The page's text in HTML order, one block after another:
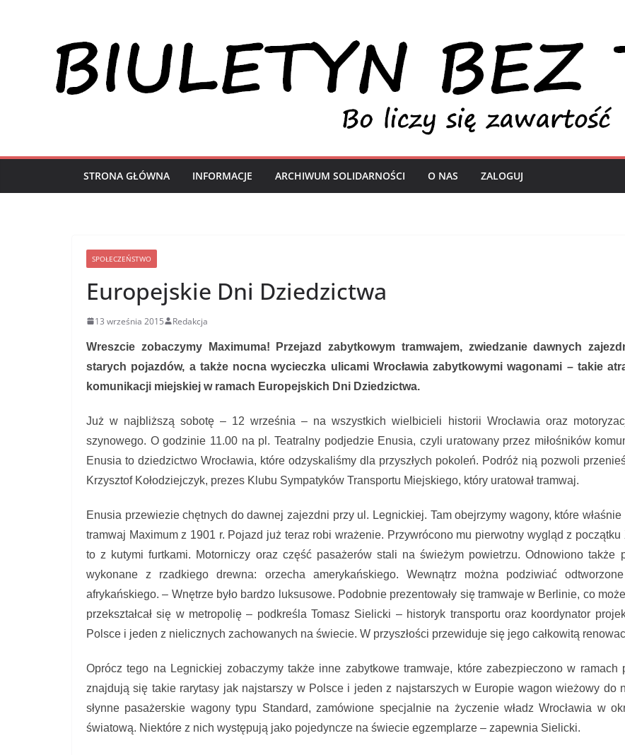
STRONA GŁÓWNA INFORMACJE ARCHIWUM SOLIDARNOŚCI O NAS ZALOGUJ
SPOŁECZEŃSTWO
Europejskie Dni Dziedzictwa
13 września 2015 Redakcja
Wreszcie zobaczymy Maximuma! Przejazd zabytkowym tramwajem, zwiedzanie dawnych
starych pojazdów, a także nocna wycieczka ulicami Wrocławia zabytkowymi wagonami – takie
komunikacji miejskiej w ramach Europejskich Dni Dziedzictwa.
Już w najbliższą sobotę – 12 września – na wszystkich wielbicieli historii Wrocławia oraz
szynowego. O godzinie 11.00 na pl. Teatralny podjedzie Enusia, czyli uratowany przez miłośników
Enusia to dziedzictwo Wrocławia, które odzyskaliśmy dla przyszłych pokoleń. Podróż nią pozwoli
Krzysztof Kołodziejczyk, prezes Klubu Sympatyków Transportu Miejskiego, który uratował tramwaj.
Enusia przewiezie chętnych do dawnej zajezdni przy ul. Legnickiej. Tam obejrzymy wagony, które
tramwaj Maximum z 1901 r. Pojazd już teraz robi wrażenie. Przywrócono mu pierwotny wygląd z
to z kutymi furtkami. Motorniczy oraz część pasażerów stali na świeżym powietrzu. Odnowiono także
wykonane z rzadkiego drewna: orzecha amerykańskiego. Wewnątrz można podziwiać
afrykańskiego. – Wnętrze było bardzo luksusowe. Podobnie prezentowały się tramwaje w Berlinie, co
przekształcał się w metropolię – podkreśla Tomasz Sielicki – historyk transportu oraz koordynator
Polsce i jeden z nielicznych zachowanych na świecie. W przyszłości przewiduje się jego całkowitą
Oprócz tego na Legnickiej zobaczymy także inne zabytkowe tramwaje, które zabezpieczono w
znajdują się takie rarytasy jak najstarszy w Polsce i jeden z najstarszych w Europie wagon wieżowy do
słynne pasażerskie wagony typu Standard, zamówione specjalnie na życzenie władz Wrocławia w
światową. Niektóre z nich występują jako pojedyncze na świecie egzemplarze – zapewnia Sielicki.